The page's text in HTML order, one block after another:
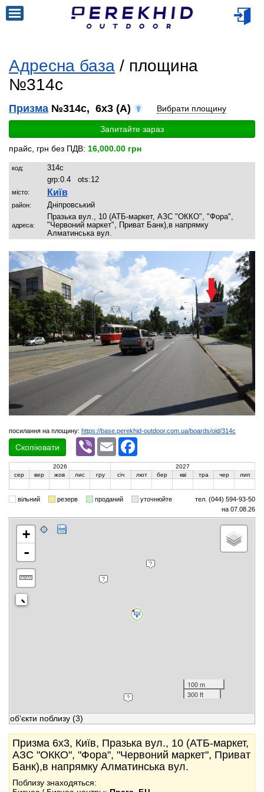
Адресна база / площина
№314c
Призма №314c, 6x3 (A) Вибрати площину
Запитайте зараз
прайс, грн без ПДВ: 16,000.00 грн
код:
314c
grp:0.4 ots:12
місто: Київ
район: Дніпровський
адреса:
Празька вул., 10 (АТБ-маркет, АЗС "ОККО", "Фора",
"Червоний маркет", Приват Банк),в напрямку
Алматинська вул.
посилання на площину: https://base.perekhid-outdoor.com.ua/boards/oid/314c
Скопіювати
Viber Email
2026
2027
сер
вер жов лис гру січ лют бер кві тра чер лип
вільний резерв проданий уточнюйте
тел. (044) 594-93-50
на 07.08.26
+
-
100 m
300 ft
об'єкти поблизу (3)
Призма 6x3, Київ, Празька вул., 10 (АТБ-маркет,
АЗС "ОККО", "Фора", "Червоний маркет", Приват
Банк),в напрямку Алматинська вул.
Поблизу знаходяться: